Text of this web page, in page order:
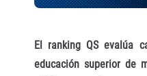
El ranking QS evalúa
educación superior de